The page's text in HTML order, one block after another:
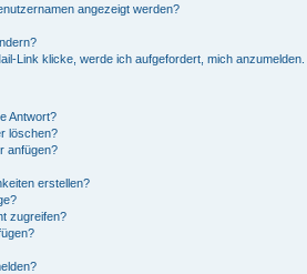
angezeigt werden?
Link klicke, werde ich aufgefordert, mich anzumelden.
Antwort?
löschen?
anfügen?
erstellen?
zugreifen?